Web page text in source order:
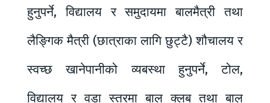
हुनुपर्ने, विद्यालय र समुदायमा बालमैत्री तथा
लैङ्गिक मैत्री (छात्राका लागि छुट्टै) शौचालय र
स्वच्छ खानेपानीको व्यबस्था हुनुपर्ने, टोल,
विद्यालय र वडा स्तरमा बाल क्लब तथा बाल